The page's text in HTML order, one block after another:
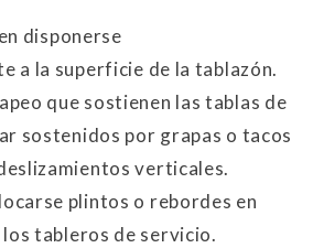
disponerse
a la superficie de la tablazón.
que sostienen las tablas de
sostenidos por grapas o tacos
verticales.
plintos o rebordes en
tableros de servicio.